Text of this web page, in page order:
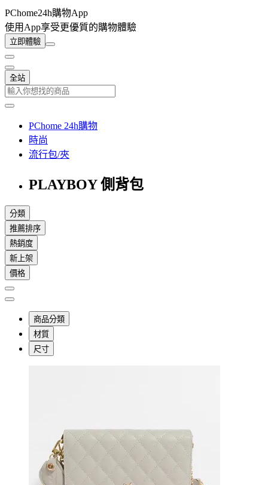
PChome24h購物App
使用App享受更優質的購物體驗
立即體驗
全站
PChome 24h購物
時尚
流行包/夾
PLAYBOY 側背包
分類
推薦排序
熱銷度
新上架
價格
商品分類
材質
尺寸